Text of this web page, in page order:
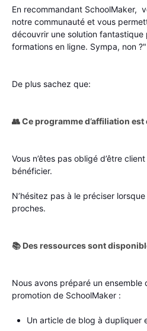
En recommandant SchoolMaker,
notre communauté et vous
découvrir une solution fantastique
formations en ligne. Sympa, non ?"
De plus sachez que:
👥 Ce programme d’affiliation
Vous n’êtes pas obligé d’être
bénéficier.
N’hésitez pas à le préciser
proches.
📚 Des ressources sont
Nous avons préparé un ensemble
promotion de SchoolMaker :
Un article de blog à dupliquer